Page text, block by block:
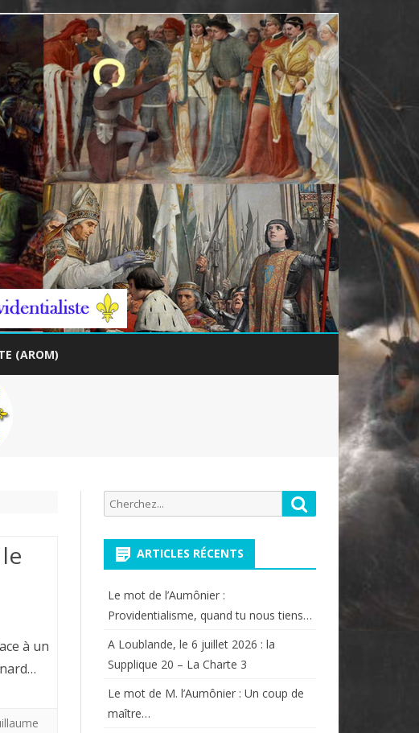
(AROM)
à un
Recherche
pour:
Rechercher
ARTICLES RÉCENTS
Le mot de l’Aumônier :
Providentialisme, quand tu nous tiens…
A Loublande, le 6 juillet 2026 : la
Supplique 20 – La Charte 3
Le mot de M. l’Aumônier : Un coup de
maître…